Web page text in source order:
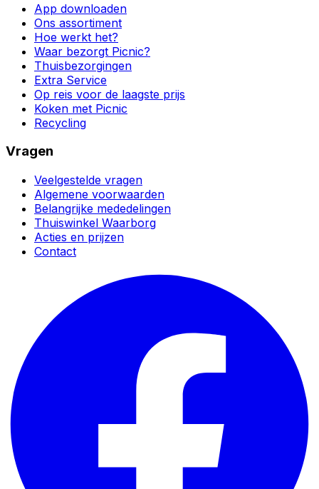
App downloaden
Ons assortiment
Hoe werkt het?
Waar bezorgt Picnic?
Thuisbezorgingen
Extra Service
Op reis voor de laagste prijs
Koken met Picnic
Recycling
Vragen
Veelgestelde vragen
Algemene voorwaarden
Belangrijke mededelingen
Thuiswinkel Waarborg
Acties en prijzen
Contact